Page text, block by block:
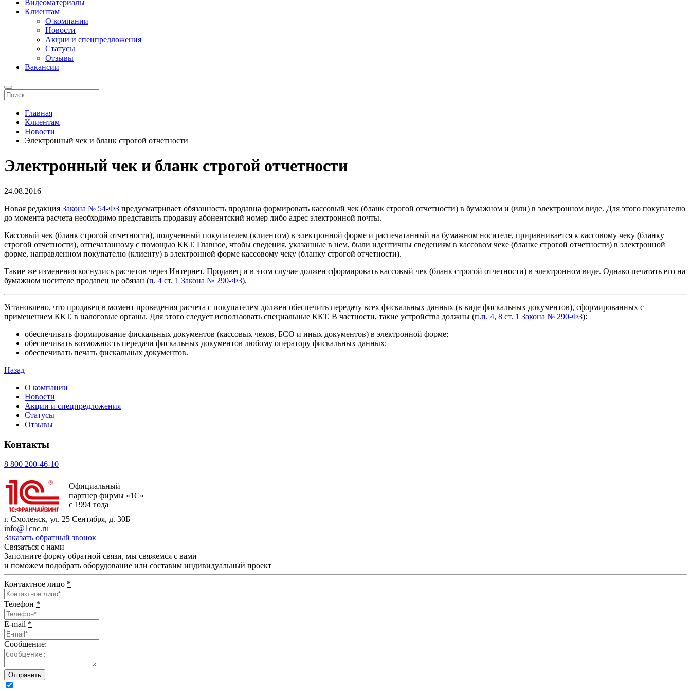
Видеоматериалы
Клиентам
О компании
Новости
Акции и спецпредложения
Статусы
Отзывы
Вакансии
Главная
Клиентам
Новости
Электронный чек и бланк строгой отчетности
Электронный чек и бланк строгой отчетности
24.08.2016
Новая редакция Закона № 54-ФЗ предусматривает обязанность продавца формировать кассовый чек (бланк строгой отчетности) в бумажном и (или) в электронном виде. Для этого покупателю
до момента расчета необходимо представить продавцу абонентский номер либо адрес электронной почты.
Кассовый чек (бланк строгой отчетности), полученный покупателем (клиентом) в электронной форме и распечатанный на бумажном носителе, приравнивается к кассовому чеку (бланку
строгой отчетности), отпечатанному с помощью ККТ. Главное, чтобы сведения, указанные в нем, были идентичны сведениям в кассовом чеке (бланке строгой отчетности) в электронной
форме, направленном покупателю (клиенту) в электронной форме кассовому чеку (бланку строгой отчетности).
Такие же изменения коснулись расчетов через Интернет. Продавец и в этом случае должен сформировать кассовый чек (бланк строгой отчетности) в электронном виде. Однако печатать его на
бумажном носителе продавец не обязан (п. 4 ст. 1 Закона № 290-ФЗ).
Установлено, что продавец в момент проведения расчета с покупателем должен обеспечить передачу всех фискальных данных (в виде фискальных документов), сформированных с
применением ККТ, в налоговые органы. Для этого следует использовать специальные ККТ. В частности, такие устройства должны (п.п. 4, 8 ст. 1 Закона № 290-ФЗ):
обеспечивать формирование фискальных документов (кассовых чеков, БСО и иных документов) в электронной форме;
обеспечивать возможность передачи фискальных документов любому оператору фискальных данных;
обеспечивать печать фискальных документов.
Назад
О компании
Новости
Акции и спецпредложения
Статусы
Отзывы
Контакты
8 800 200-46-10
Официальный
партнер фирмы «1С»
с 1994 года
г. Смоленск, ул. 25 Сентября, д. 30Б
info@1cnc.ru
Заказать обратный звонок
Связаться с нами
Заполните форму обратной связи, мы свяжемся с вами
и поможем подобрать оборудование или составим индивидуальный проект
Контактное лицо *
Телефон *
E-mail *
Сообщение:
Отправить